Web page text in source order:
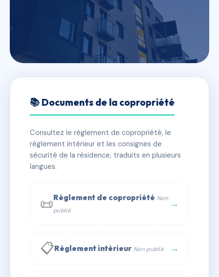
LES JARDINS DE JUSTINE
✓ Immatriculée 🏠 202 lots 🏗 4 bâtiment(s)
📞 Contacter Syndic Digital
📚 Documents de la copropriété
Consultez le règlement de copropriété, le
règlement intérieur et les consignes de
sécurité de la résidence, traduits en plusieurs
langues.
📜Règlement de copropriété Non
publié
→
📋Règlement intérieur Non publié →